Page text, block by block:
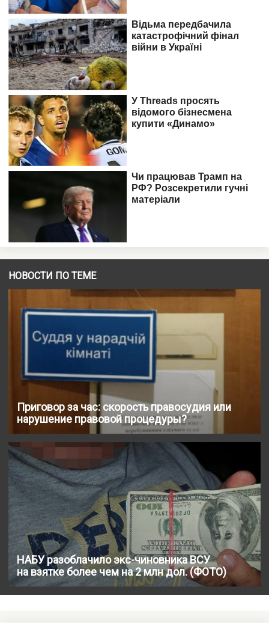
НОВОСТИ ПО ТЕМЕ
Приговор за час: скорость правосудия или
нарушение правовой процедуры?
НАБУ разоблачило экс-чиновника ВСУ
на взятке более чем на 2 млн дол. (ФОТО)